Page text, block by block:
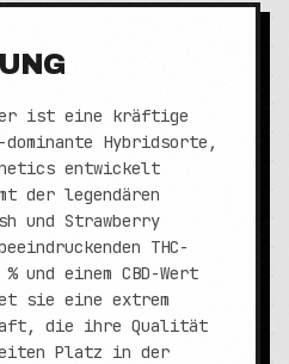
ist eine kräftige
Hybridsorte,
entwickelt
der legendären
und Strawberry
THC-
und einem CBD-Wert
sie eine extrem
die ihre Qualität
Platz in der